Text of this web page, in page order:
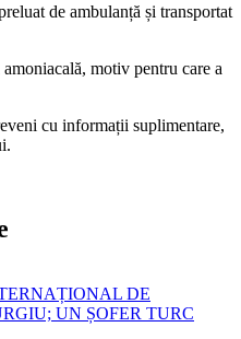
de ambulanță și transportat
motiv pentru care a
cu informații suplimentare,
DE
UN ȘOFER TURC